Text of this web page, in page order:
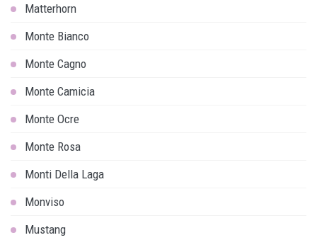
Matterhorn
Monte Bianco
Monte Cagno
Monte Camicia
Monte Ocre
Monte Rosa
Monti Della Laga
Monviso
Mustang